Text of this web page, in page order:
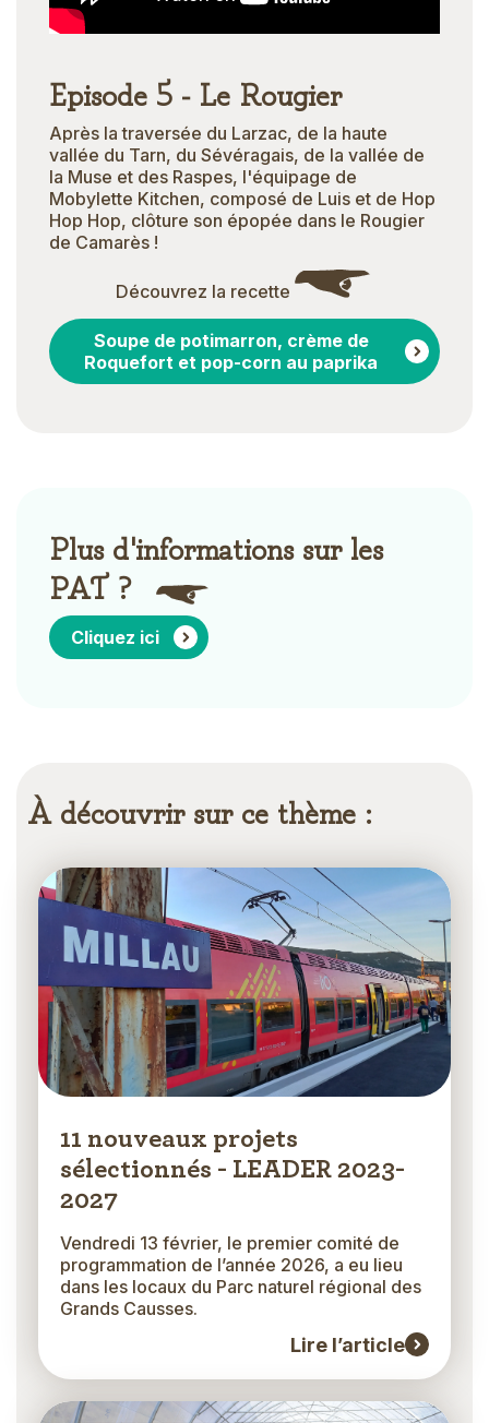
Episode 5 - Le Rougier
Après la traversée du Larzac, de la haute
vallée du Tarn, du Sévéragais, de la vallée de
la Muse et des Raspes, l'équipage de
Mobylette Kitchen, composé de Luis et de Hop
Hop Hop, clôture son épopée dans le Rougier
de Camarès !
Découvrez la recette
Soupe de potimarron, crème de
Roquefort et pop-corn au paprika
Plus d'informations sur les
PAT ?
Cliquez ici
À découvrir sur ce thème :
11 nouveaux projets
sélectionnés - LEADER 2023-
2027
Vendredi 13 février, le premier comité de
programmation de l’année 2026, a eu lieu
dans les locaux du Parc naturel régional des
Grands Causses.
Lire l’article